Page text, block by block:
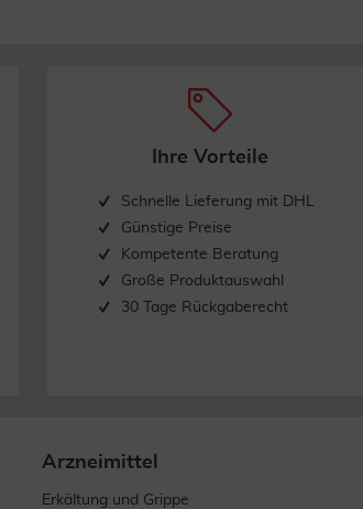
Ihre Vorteile
Schnelle Lieferung mit DHL
Günstige Preise
Kompetente Beratung
Große Produktauswahl
30 Tage Rückgaberecht
Arzneimittel
Erkältung und Grippe